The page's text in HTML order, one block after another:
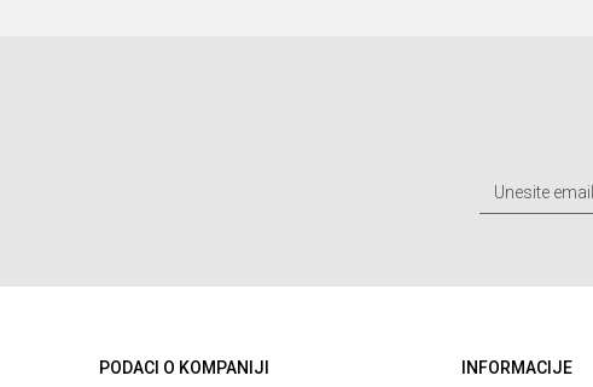
PODACI O KOMPANIJI
INFORMACIJE